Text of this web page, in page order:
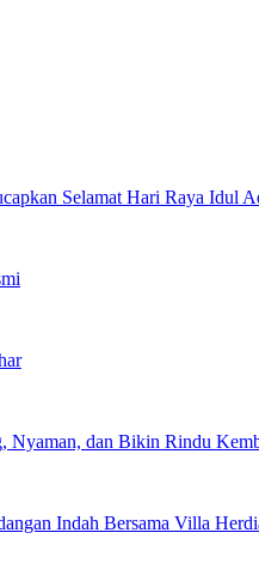
Selamat Hari Raya Idul
Nyaman, dan Bikin Rindu
Indah Bersama Villa